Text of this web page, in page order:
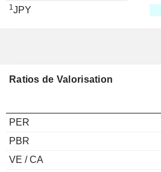
1JPY
Ratios de Valorisation
PER
PBR
VE / CA